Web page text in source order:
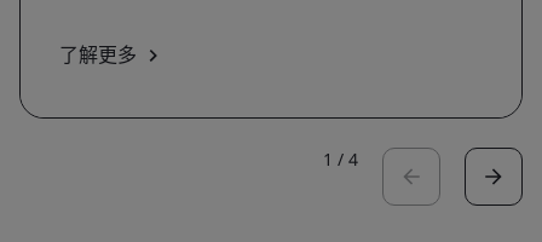
了解更多
1 / 4